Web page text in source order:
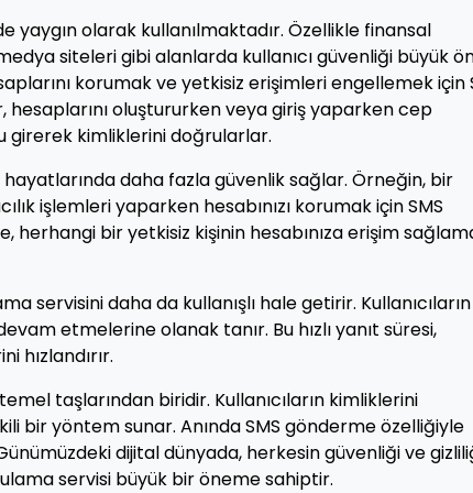
yaygın olarak kullanılmaktadır. Özellikle finansal
siteleri gibi alanlarda kullanıcı güvenliği büyük
korumak ve yetkisiz erişimleri engellemek için
hesaplarını oluştururken veya giriş yaparken cep
girerek kimliklerini doğrularlar.
hayatlarında daha fazla güvenlik sağlar. Örneğin, bir
işlemleri yaparken hesabınızı korumak için SMS
herhangi bir yetkisiz kişinin hesabınıza erişim
servisini daha da kullanışlı hale getirir. Kullanıcıların
etmelerine olanak tanır. Bu hızlı yanıt süresi,
hızlandırır.
taşlarından biridir. Kullanıcıların kimliklerini
bir yöntem sunar. Anında SMS gönderme özelliğiyle
dijital dünyada, herkesin güvenliği ve
servisi büyük bir öneme sahiptir.